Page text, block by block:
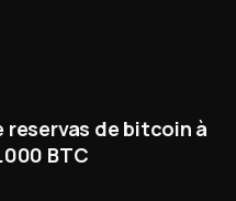
de bitcoin à
BTC